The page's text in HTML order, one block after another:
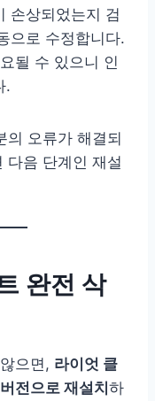
손상되었는지 검
으로 수정합니다.
될 수 있으니 인
.
오류가 해결되
다음 단계인 재설
완전 삭
으면, 라이엇 클
전으로 재설치하